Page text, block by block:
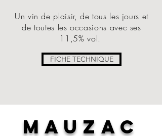
Un vin de plaisir, de tous les jours et
de toutes les occasions avec ses
11,5% vol.
FICHE TECHNIQUE
MAUZAC